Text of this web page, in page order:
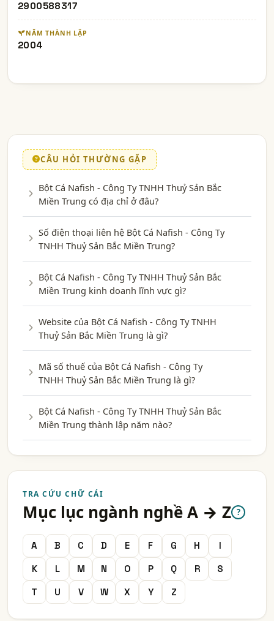
2900588317
NĂM THÀNH LẬP
2004
CÂU HỎI THƯỜNG GẶP
Bột Cá Nafish - Công Ty TNHH Thuỷ Sản Bắc
Miền Trung có địa chỉ ở đâu?
Số điện thoại liên hệ Bột Cá Nafish - Công Ty
TNHH Thuỷ Sản Bắc Miền Trung?
Bột Cá Nafish - Công Ty TNHH Thuỷ Sản Bắc
Miền Trung kinh doanh lĩnh vực gì?
Website của Bột Cá Nafish - Công Ty TNHH
Thuỷ Sản Bắc Miền Trung là gì?
Mã số thuế của Bột Cá Nafish - Công Ty
TNHH Thuỷ Sản Bắc Miền Trung là gì?
Bột Cá Nafish - Công Ty TNHH Thuỷ Sản Bắc
Miền Trung thành lập năm nào?
TRA CỨU CHỮ CÁI
Mục lục ngành nghề A → Z ?
A B C D E F G H
I
K
L M N O P Q R
S
T
U V W X Y Z